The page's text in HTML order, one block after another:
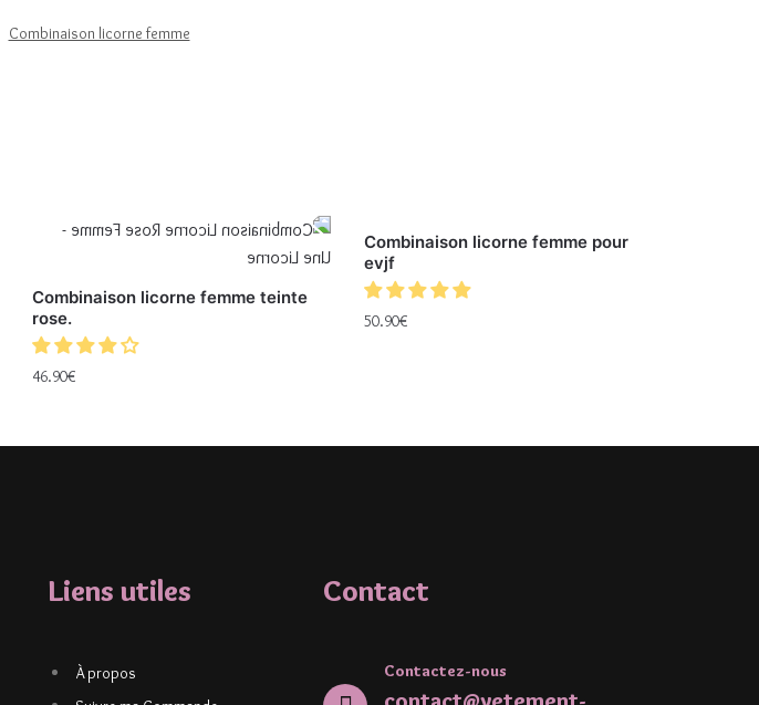
Combinaison licorne femme
Combinaison licorne femme teinte
rose.
46.90€
Combinaison licorne femme pour
evjf
50.90€
Liens utiles
À propos
Contact
Contactez-nous